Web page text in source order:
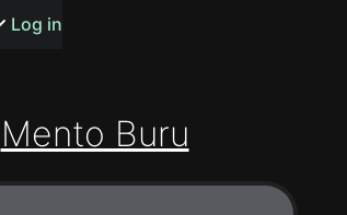
songs
Log in
Mento Buru